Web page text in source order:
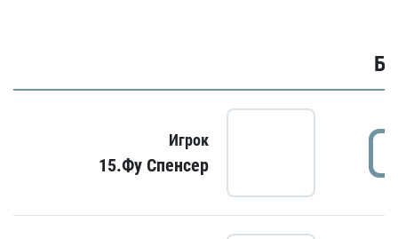
Игрок
15.Фу Спенсер